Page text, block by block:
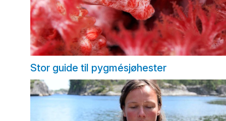
Stor guide til pygmésjøhester